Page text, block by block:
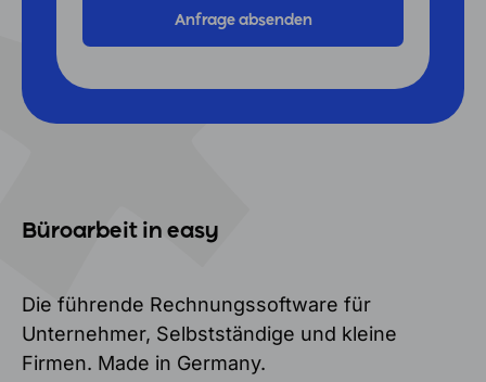
Büroarbeit in easy
Die führende Rechnungssoftware für
Unternehmer, Selbstständige und kleine
Firmen. Made in Germany.